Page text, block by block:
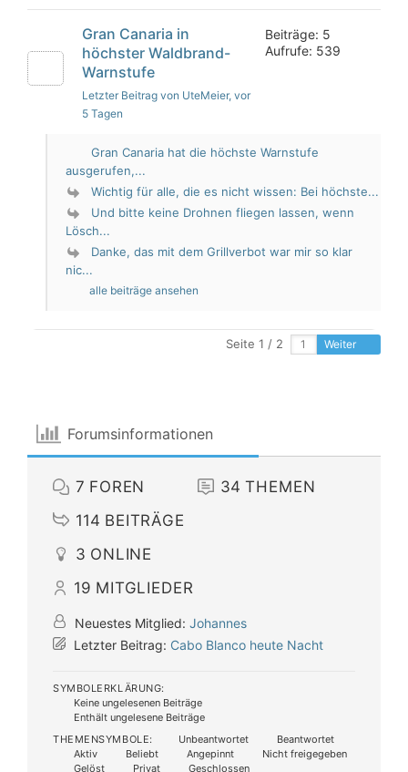
Gran Canaria in
höchster Waldbrand-
Warnstufe
Letzter Beitrag von UteMeier, vor
5 Tagen
Beiträge: 5
Aufrufe: 539
Gran Canaria hat die höchste Warnstufe
ausgerufen,...
Wichtig für alle, die es nicht wissen: Bei höchste...
Und bitte keine Drohnen fliegen lassen, wenn
Lösch...
Danke, das mit dem Grillverbot war mir so klar
nic...
alle beiträge ansehen
Seite 1 / 2 Weiter
Forumsinformationen
7 FOREN 34 THEMEN
114 BEITRÄGE
3 ONLINE
19 MITGLIEDER
Neuestes Mitglied: Johannes
Letzter Beitrag: Cabo Blanco heute Nacht
SYMBOLERKLÄRUNG:
Keine ungelesenen Beiträge
Enthält ungelesene Beiträge
THEMENSYMBOLE:
Unbeantwortet
Beantwortet
Aktiv
Beliebt Angepinnt
Nicht freigegeben
Gelöst
Privat Geschlossen